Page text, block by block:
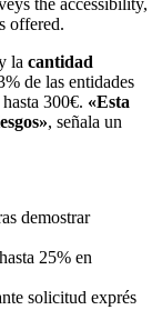
la cantidad
de las entidades
300€. «Esta
, señala un
demostrar
25% en
solicitud exprés